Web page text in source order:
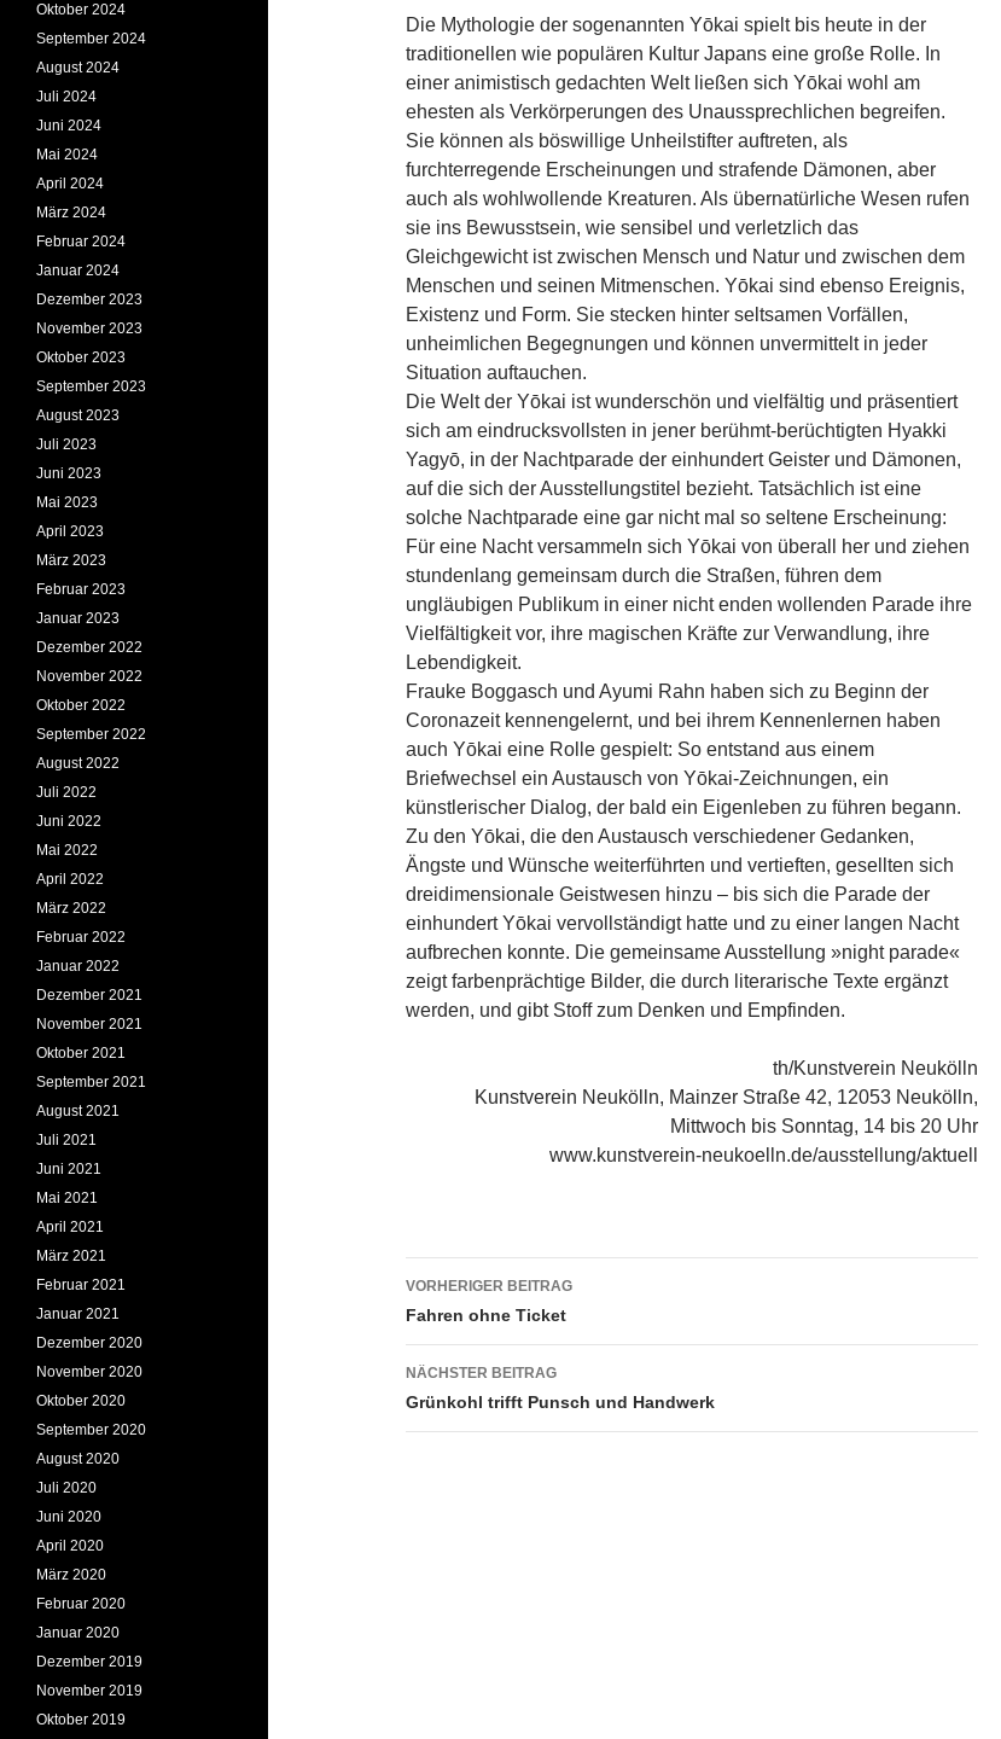
Die Mythologie der sogenannten Yōkai spielt bis heute in der
traditionellen wie populären Kultur Japans eine große Rolle. In
einer animistisch gedachten Welt ließen sich Yōkai wohl am
ehesten als Verkörperungen des Unaussprechlichen begreifen.
Sie können als böswillige Unheilstifter auftreten, als
furchterregende Erscheinungen und strafende Dämonen, aber
auch als wohlwollende Kreaturen. Als übernatürliche Wesen rufen
sie ins Bewusstsein, wie sensibel und verletzlich das
Gleichgewicht ist zwischen Mensch und Natur und zwischen dem
Menschen und seinen Mitmenschen. Yōkai sind ebenso Ereignis,
Existenz und Form. Sie stecken hinter seltsamen Vorfällen,
unheimlichen Begegnungen und können unvermittelt in jeder
Situation auftauchen.
Die Welt der Yōkai ist wunderschön und vielfältig und präsentiert
sich am eindrucksvollsten in jener berühmt-berüchtigten Hyakki
Yagyō, in der Nachtparade der einhundert Geister und Dämonen,
auf die sich der Ausstellungstitel bezieht. Tatsächlich ist eine
solche Nachtparade eine gar nicht mal so seltene Erscheinung:
Für eine Nacht versammeln sich Yōkai von überall her und ziehen
stundenlang gemeinsam durch die Straßen, führen dem
ungläubigen Publikum in einer nicht enden wollenden Parade ihre
Vielfältigkeit vor, ihre magischen Kräfte zur Verwandlung, ihre
Lebendigkeit.
Frauke Boggasch und Ayumi Rahn haben sich zu Beginn der
Coronazeit kennengelernt, und bei ihrem Kennenlernen haben
auch Yōkai eine Rolle gespielt: So entstand aus einem
Briefwechsel ein Austausch von Yōkai-Zeichnungen, ein
künstlerischer Dialog, der bald ein Eigenleben zu führen begann.
Zu den Yōkai, die den Austausch verschiedener Gedanken,
Ängste und Wünsche weiterführten und vertieften, gesellten sich
dreidimensionale Geistwesen hinzu – bis sich die Parade der
einhundert Yōkai vervollständigt hatte und zu einer langen Nacht
aufbrechen konnte. Die gemeinsame Ausstellung »night parade«
zeigt farbenprächtige Bilder, die durch literarische Texte ergänzt
werden, und gibt Stoff zum Denken und Empfinden.
th/Kunstverein Neukölln
Kunstverein Neukölln, Mainzer Straße 42, 12053 Neukölln,
Mittwoch bis Sonntag, 14 bis 20 Uhr
www.kunstverein-neukoelln.de/ausstellung/aktuell
Beitragsnavigation
VORHERIGER BEITRAG
Fahren ohne Ticket
NÄCHSTER BEITRAG
Grünkohl trifft Punsch und Handwerk
Oktober 2024
September 2024
August 2024
Juli 2024
Juni 2024
Mai 2024
April 2024
März 2024
Februar 2024
Januar 2024
Dezember 2023
November 2023
Oktober 2023
September 2023
August 2023
Juli 2023
Juni 2023
Mai 2023
April 2023
März 2023
Februar 2023
Januar 2023
Dezember 2022
November 2022
Oktober 2022
September 2022
August 2022
Juli 2022
Juni 2022
Mai 2022
April 2022
März 2022
Februar 2022
Januar 2022
Dezember 2021
November 2021
Oktober 2021
September 2021
August 2021
Juli 2021
Juni 2021
Mai 2021
April 2021
März 2021
Februar 2021
Januar 2021
Dezember 2020
November 2020
Oktober 2020
September 2020
August 2020
Juli 2020
Juni 2020
April 2020
März 2020
Februar 2020
Januar 2020
Dezember 2019
November 2019
Oktober 2019